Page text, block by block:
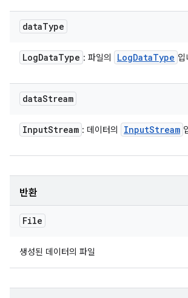
dataType
LogDataType : 파일의 LogDataType 입
dataStream
InputStream : 데이터의 InputStream
반환
File
생성된 데이터의 파일